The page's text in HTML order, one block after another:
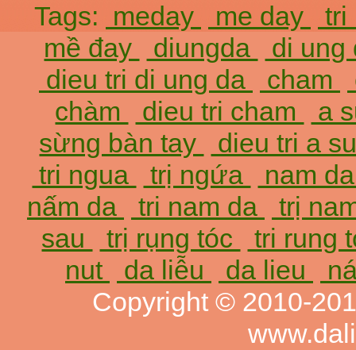
Tags: meday me day
tri
mề đay
diungda
di
dieu tri di ung da
cham
chàm
dieu tri cham
a
sừng bàn tay
dieu tri a
tri ngua
trị ngứa
nam
nấm da
tri nam da
trị
sau
trị rụng tóc
tri rung
nut
da liễu da lieu
Copyright © 2010-